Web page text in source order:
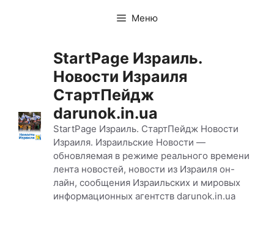
Меню
StartPage Израиль.
Новости Израиля
СтартПейдж
darunok.in.ua
StartPage Израиль. СтартПейдж Новости
Израиля. Израильские Новости —
обновляемая в режиме реального времени
лента новостей, новости из Израиля он-
лайн, сообщения Израильских и мировых
информационных агентств darunok.in.ua